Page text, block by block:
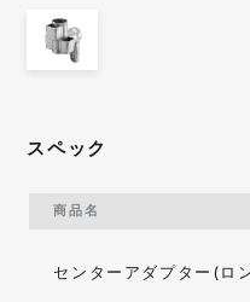
スペック
商品名
センターアダプター(ロ